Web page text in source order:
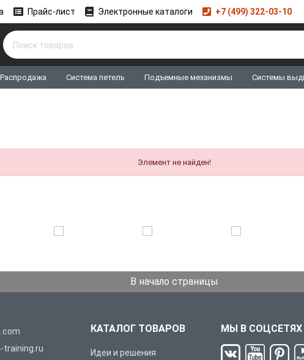
Прайс-лист Электронные каталоги +7 (499) 322-03-10
Распродажа Система петель Подъемные механизмы Системы
Элемент не найден!
В начало страницы
training.ru
КАТАЛОГ ТОВАРОВ
Идеи и решения
МЫ В СОЦСЕТЯХ